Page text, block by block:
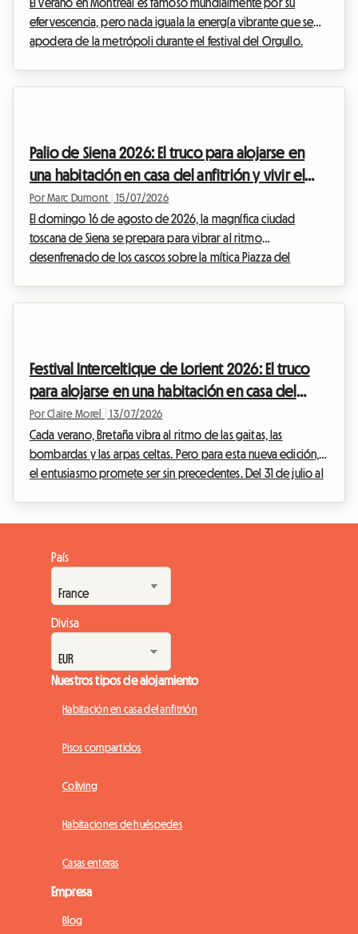
El verano en Montreal es famoso mundialmente por su
efervescencia, pero nada iguala la energía vibrante que se
apodera de la metrópoli durante el festival del Orgullo.
viajeros, el entusiasmo pronto da p...
Palio de Siena 2026: El truco para alojarse en
una habitación en casa del anfitrión y vivir el
evento al mejor precio
Por Marc Dumont 15/07/2026
El domingo 16 de agosto de 2026, la magnífica ciudad
toscana de Siena se prepara para vibrar al ritmo
desenfrenado de los cascos sobre la mítica Piazza del
celebración única. Sin embargo, esta afluencia masiva...
Festival Interceltique de Lorient 2026: El truco
para alojarse en una habitación en casa del
anfitrión sin gastar de más
Por Claire Morel 13/07/2026
Cada verano, Bretaña vibra al ritmo de las gaitas, las
bombardas y las arpas celtas. Pero para esta nueva edición,
el entusiasmo promete ser sin precedentes. Del 31 de julio al
prepara para recibir a cientos de miles de entusiastas de
todo el mundo. Ante esta afluencia masiva, surge
rápidamente una pregunta crucial para los...
País
Divisa
Nuestros tipos de alojamiento
Habitación en casa del anfitrión
Pisos compartidos
Coliving
Habitaciones de huéspedes
Casas enteras
Empresa
Blog